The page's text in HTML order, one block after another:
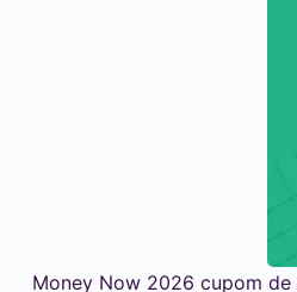
Money Now 2026 cupom de